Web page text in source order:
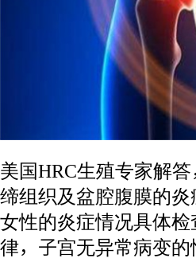
美国HRC生殖专家解
缔组织及盆腔腹膜的
女性的炎症情况具体
律，子宫无异常病变